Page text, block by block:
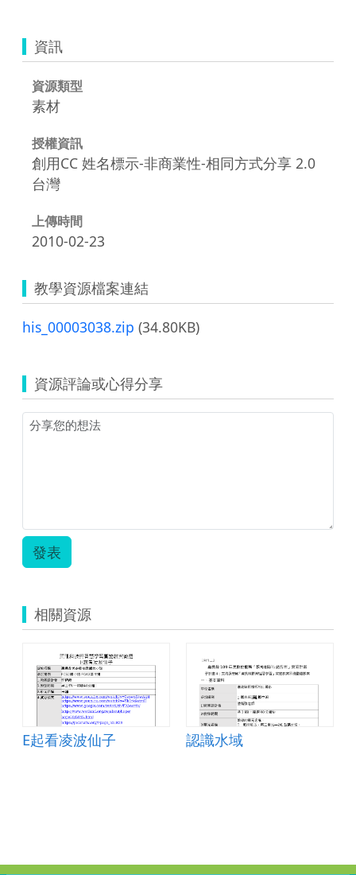
資訊
資源類型
素材
授權資訊
創用CC 姓名標示-非商業性-相同方式分享 2.0
台灣
上傳時間
2010-02-23
教學資源檔案連結
his_00003038.zip (34.80KB)
資源評論或心得分享
發表
相關資源
E起看凌波仙子 認識水域